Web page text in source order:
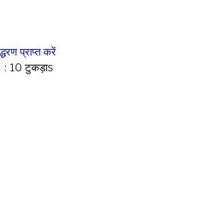
प्राप्त करें
: 10 टुकड़ाs